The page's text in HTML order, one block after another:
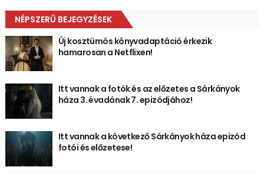
NÉPSZERŰ BEJEGYZÉSEK
Új kosztümös könyvadaptáció érkezik
hamarosan a Netflixen!
Itt vannak a fotók és az előzetes a Sárkányok
háza 3. évadának 7. epizódjához!
Itt vannak a következő Sárkányok háza epizód
fotói és előzetese!